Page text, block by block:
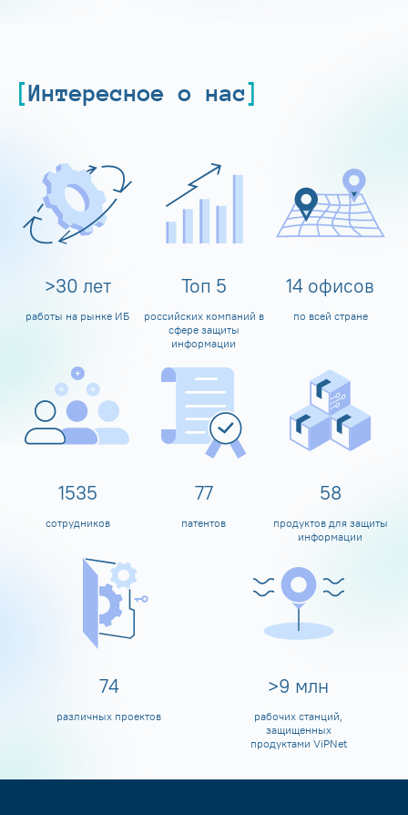
Интересное о нас
>30 лет
работы на рынке ИБ
Топ 5
российских компаний в
сфере защиты
информации
14 офисов
по всей стране
1600
сотрудников
80
патентов
60
продуктов для защиты
информации
80
различных проектов
>10 млн
рабочих станций,
защищенных
продуктами ViPNet